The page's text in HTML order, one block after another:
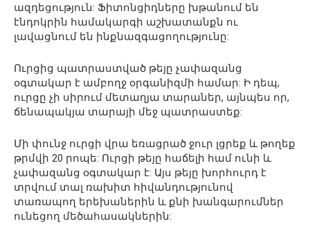
ազդեցություն: Ֆիտոնցիդները խթանում են
էնդոկրին համակարգի աշխատանքն ու
լավացնում են ինքնազգացողությունը:
Ուրցից պատրաստված թեյը չափազանց
օգտակար է ամբողջ օրգանիզմի համար: Ի դեպ,
ուրցը չի սիրում մետաղյա տարաներ, այնպես որ,
ճենապակյա տարայի մեջ պատրաստեք:
Մի փունջ ուրցի վրա եռացրած ջուր լցրեք և թողեք
թրմվի 20 րոպե: Ուրցի թեյը հաճելի համ ունի և
չափազանց օգտակար է: Այս թեյը խորհուրդ է
տրվում տալ ռախիտ հիվանդությունով
տառապող երեխաներին և քնի խանգարումներ
ունեցող մեծահասակներին: